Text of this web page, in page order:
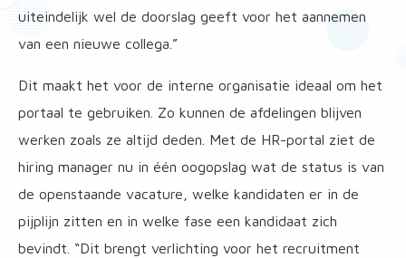
uiteindelijk wel de doorslag geeft voor het aannemen
van een nieuwe collega.”
Dit maakt het voor de interne organisatie ideaal om het
portaal te gebruiken. Zo kunnen de afdelingen blijven
werken zoals ze altijd deden. Met de HR-portal ziet de
hiring manager nu in één oogopslag wat de status is van
de openstaande vacature, welke kandidaten er in de
pijplijn zitten en in welke fase een kandidaat zich
bevindt. “Dit brengt verlichting voor het recruitment